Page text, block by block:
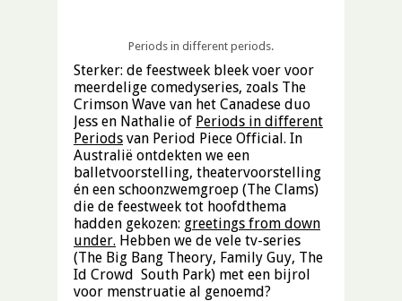
Periods in different periods.
Sterker: de feestweek bleek voer voor
meerdelige comedyseries, zoals The
Crimson Wave van het Canadese duo
Jess en Nathalie of Periods in different
Periods van Period Piece Official. In
Australië ontdekten we een
balletvoorstelling, theatervoorstelling
én een schoonzwemgroep (The Clams)
die de feestweek tot hoofdthema
hadden gekozen: greetings from down
under. Hebben we de vele tv-series
(The Big Bang Theory, Family Guy, The
Id Crowd South Park) met een bijrol
voor menstruatie al genoemd?